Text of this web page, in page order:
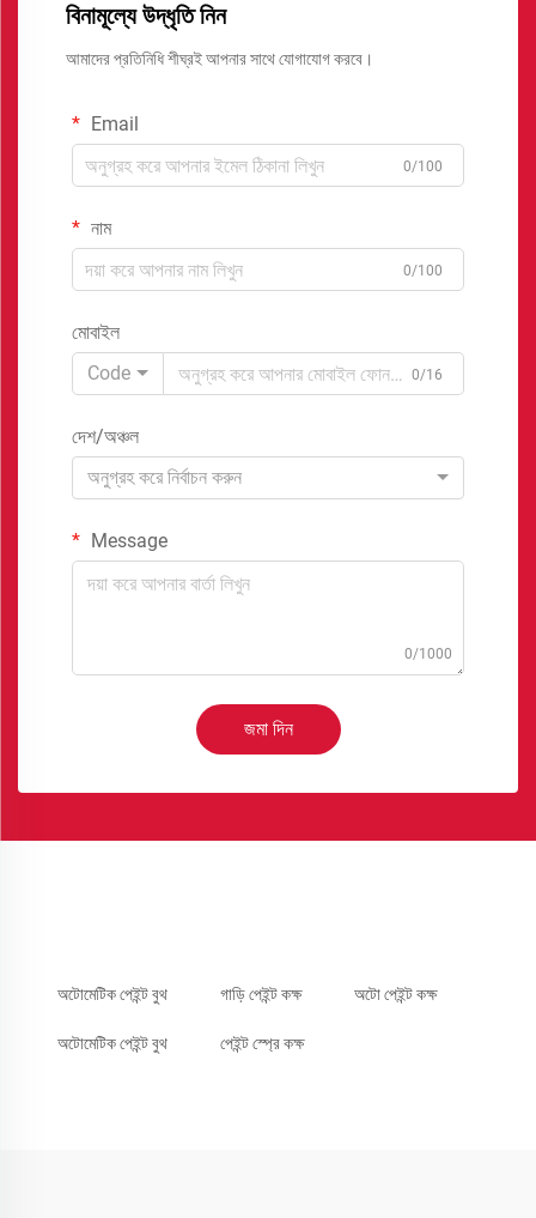
বিনামূল্যে উদ্ধৃতি নিন
আমাদের প্রতিনিধি শীঘ্রই আপনার সাথে যোগাযোগ করবে।
Email
0/100
নাম
0/100
মোবাইল
Code
0/16
দেশ/অঞ্চল
অনুগ্রহ করে নির্বাচন করুন
Message
0/1000
জমা দিন
অটোমেটিক পেইন্ট বুথ গাড়ি পেইন্ট কক্ষ অটো পেইন্ট কক্ষ
অটোমেটিক পেইন্ট বুথ পেইন্ট স্প্রে কক্ষ